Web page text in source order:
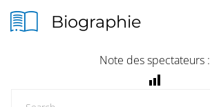
Biographie
Note des spectateurs :